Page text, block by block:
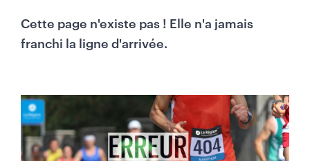
Cette page n'existe pas ! Elle n'a jamais
franchi la ligne d'arrivée.